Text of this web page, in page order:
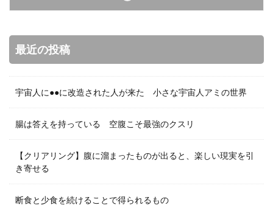
最近の投稿
宇宙人に●●に改造された人が来た 小さな宇宙人アミの世界
腸は答えを持っている 空腹こそ最強のクスリ
【クリアリング】腹に溜まったものが出ると、楽しい現実を引
き寄せる
断食と少食を続けることで得られるもの